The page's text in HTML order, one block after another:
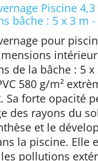
Piscine 4,3
bâche : 5 x 3 m -
Vert Amande -
Hiver
pour
de la bâche : 5 x
580 g/m²
Sa forte opacité
des rayons du
et le
la piscine. Elle
pollutions